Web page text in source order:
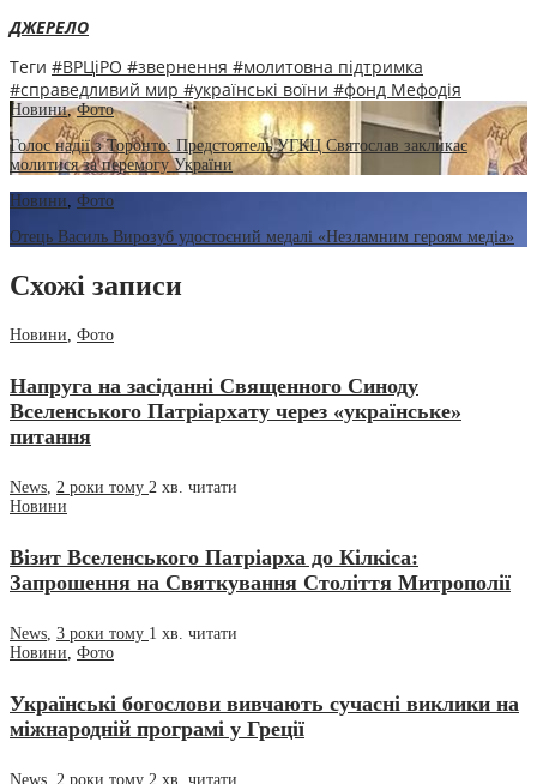
ДЖЕРЕЛО
Теги #ВРЦіРО #звернення #молитовна підтримка
#справедливий мир #українські воїни #фонд Мефодія
Новини,Фото
Голос надії з Торонто: Предстоятель УГКЦ Святослав закликає
молитися за перемогу України
Новини Фото
Отець Василь Вирозуб удостоєний медалі «Незламним героям медіа»
Схожі записи
Новини, Фото
Напруга на засіданні Священного Синоду
Вселенського Патріархату через «українське»
питання
News, 2 роки тому 2 хв. читати
Новини
Візит Вселенського Патріарха до Кілкіса:
Запрошення на Святкування Століття Митрополії
News, 3 роки тому 1 хв. читати
Новини, Фото
Українські богослови вивчають сучасні виклики на
міжнародній програмі у Греції
News, 2 роки тому 2 хв. читати